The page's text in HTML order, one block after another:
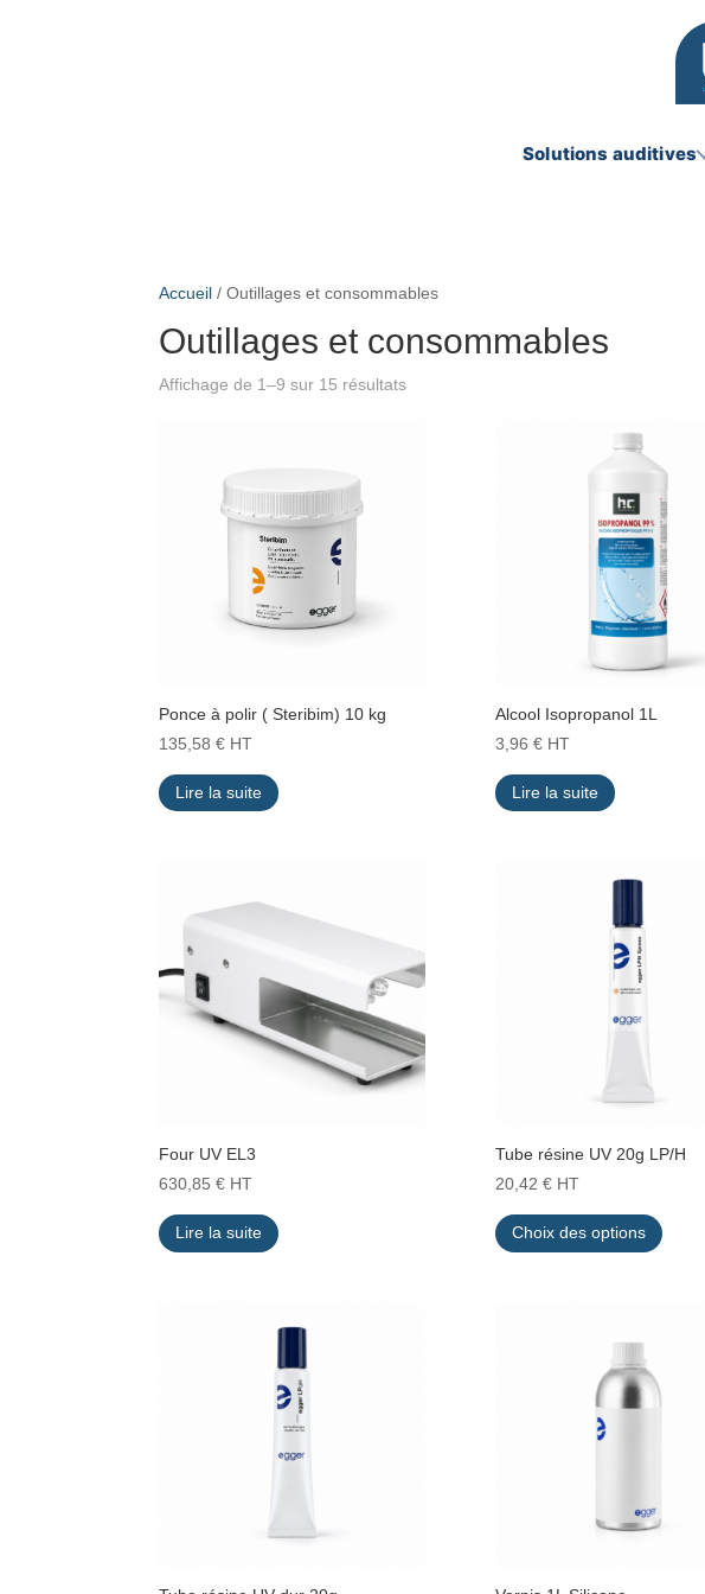
Solutions auditives
Accueil / Outillages et consommables
Outillages et consommables
Affichage de 1–9 sur 15 résultats
Ponce à polir ( Steribim) 10 kg
135,58€ HT
Lire la suite
Alcool Isopropanol 1L
3,96 € HT
Lire la suite
Four UV EL3
630,85€ HT
Lire la suite
Tube résine UV 20g LP/H
20,42 € HT
Choix des options
produit